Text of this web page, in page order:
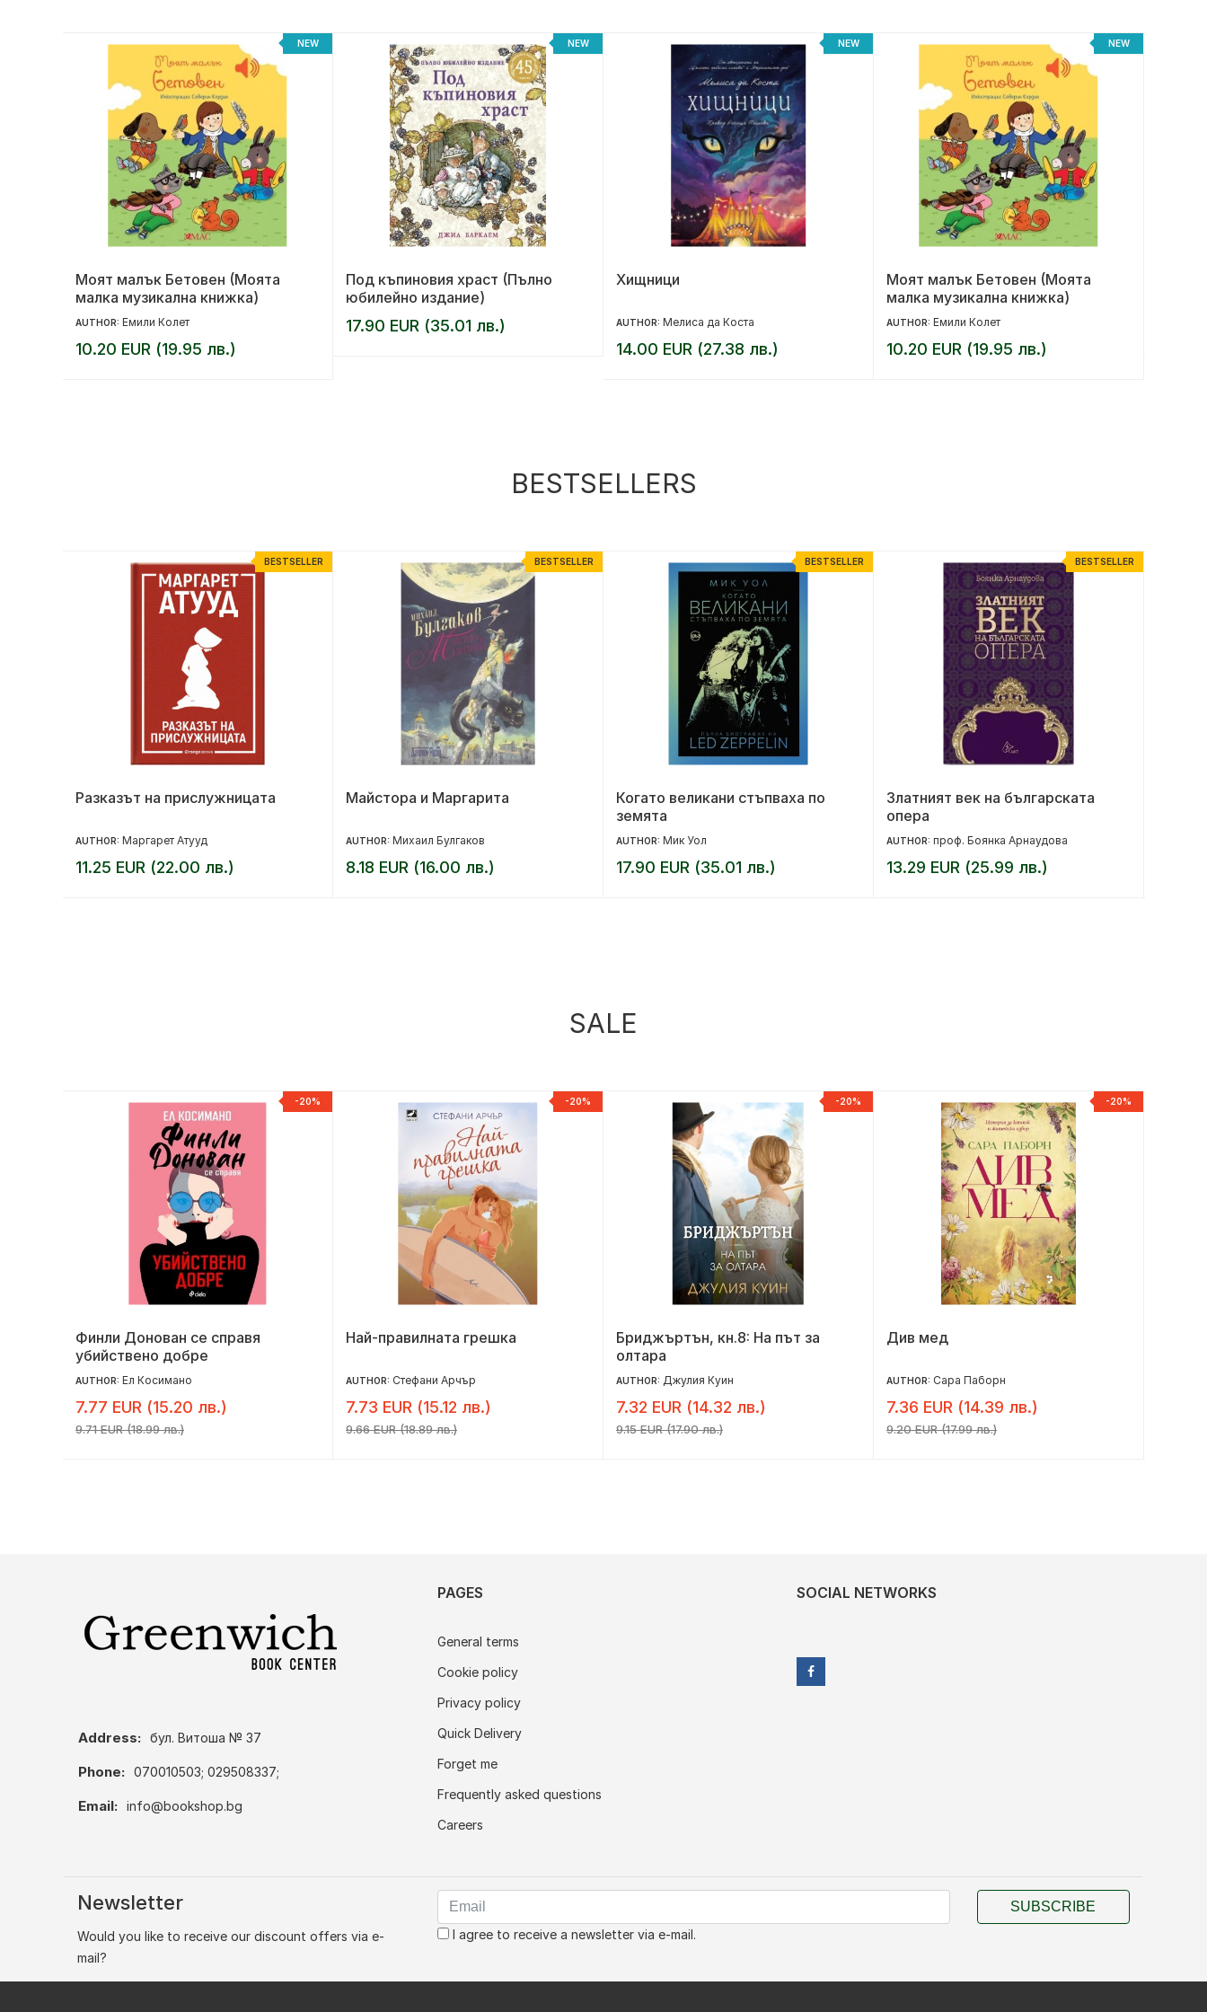
NEW
Моят малък Бетовен (Моята
малка музикална книжка)
AUTHOR: Емили Колет
10.20 EUR (19.95 лв.)
NEW
Под къпиновия храст (Пълно
юбилейно издание)
17.90 EUR (35.01 лв.)
NEW
Хищници
AUTHOR: Мелиса да Коста
14.00 EUR (27.38 лв.)
NEW
Моят малък Бетовен (Моята
малка музикална книжка)
AUTHOR: Емили Колет
10.20 EUR (19.95 лв.)
BESTSELLERS
BESTSELLER
Разказът на прислужницата
AUTHOR: Маргарет Атууд
11.25 EUR (22.00 лв.)
BESTSELLER
Майстора и Маргарита
AUTHOR: Михаил Булгаков
8.18 EUR (16.00 лв.)
BESTSELLER
Когато великани стъпваха по
земята
AUTHOR: Мик Уол
17.90 EUR (35.01 лв.)
BESTSELLER
Златният век на българската
опера
AUTHOR: проф. Боянка Арнаудова
13.29 EUR (25.99 лв.)
SALE
-20%
Финли Донован се справя
убийствено добре
AUTHOR: Ел Косимано
7.77 EUR (15.20 лв.)
9.71 EUR (18.99 лв.)
-20%
Най-правилната грешка
AUTHOR: Стефани Арчър
7.73 EUR (15.12 лв.)
9.66 EUR (18.89 лв.)
-20%
Бриджъртън, кн.8: На път за
олтара
AUTHOR: Джулия Куин
7.32 EUR (14.32 лв.)
9.15 EUR (17.90 лв.)
-20%
Див мед
AUTHOR: Сара Паборн
7.36 EUR (14.39 лв.)
9.20 EUR (17.99 лв.)
Address: бул. Витоша № 37
Phone: 070010503; 029508337;
Email: info@bookshop.bg
PAGES
General terms
Cookie policy
Privacy policy
Quick Delivery
Forget me
Frequently asked questions
Careers
SOCIAL NETWORKS
Newsletter
Would you like to receive our discount offers via e-
mail?
I agree to receive a newsletter via e-mail.
SUBSCRIBE